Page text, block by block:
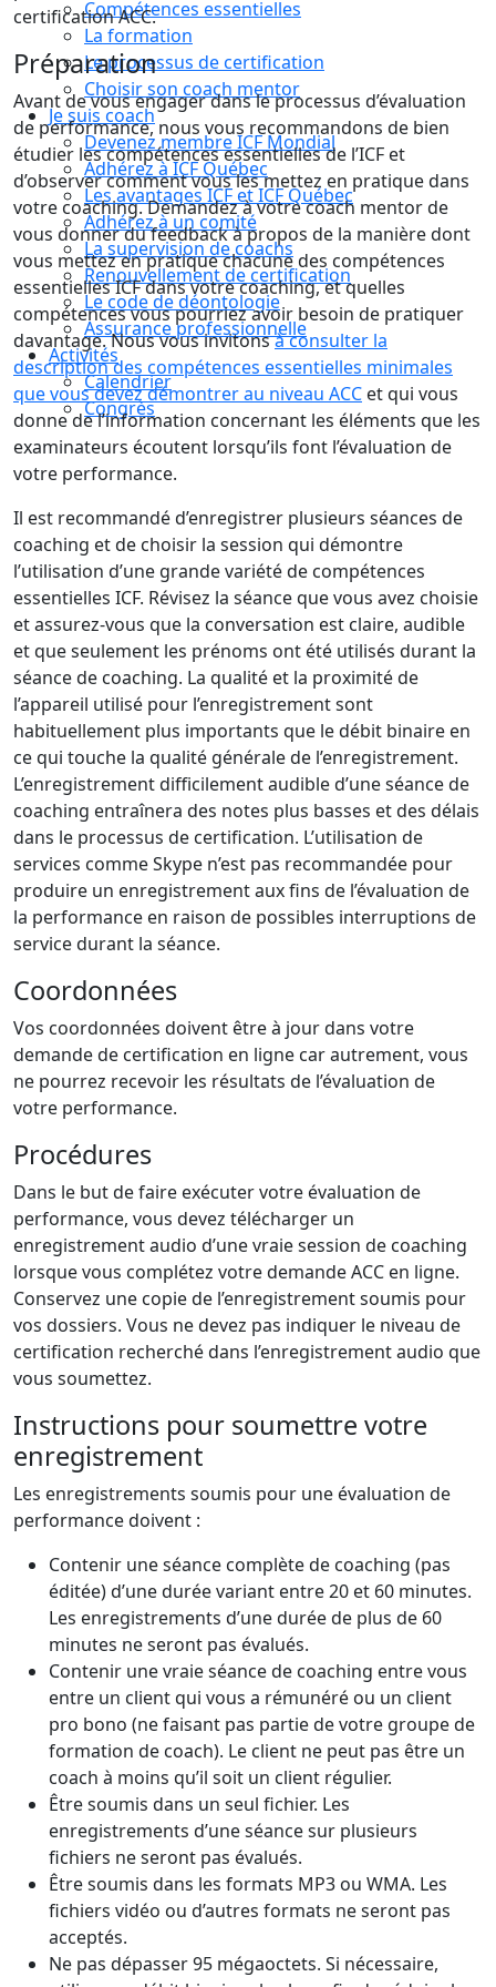
Compétences essentielles
La formation
Le processus de certification
Choisir son coach mentor
Je suis coach
Devenez membre ICF Mondial
Adhérez à ICF Québec
Les avantages ICF et ICF Québec
Adhérez à un comité
La supervision de coachs
Renouvellement de certification
Le code de déontologie
Assurance professionnelle
Activités
Calendrier
Congrès
certification ACC.
Préparation
Avant de vous engager dans le processus d’évaluation
de performance, nous vous recommandons de bien
étudier les compétences essentielles de l’ICF et
d’observer comment vous les mettez en pratique dans
votre coaching. Demandez à votre coach mentor de
vous donner du feedback à propos de la manière dont
vous mettez en pratique chacune des compétences
essentielles ICF dans votre coaching, et quelles
compétences vous pourriez avoir besoin de pratiquer
davantage. Nous vous invitonsà consulter la
description des compétences essentielles minimales
que vous devez démontrer au niveau ACC et qui vous
donne de l’information concernant les éléments que les
examinateurs écoutent lorsqu’ils font l’évaluation de
votre performance.
Il est recommandé d’enregistrer plusieurs séances de
coaching et de choisir la session qui démontre
l’utilisation d’une grande variété de compétences
essentielles ICF. Révisez la séance que vous avez choisie
et assurez-vous que la conversation est claire, audible
et que seulement les prénoms ont été utilisés durant la
séance de coaching. La qualité et la proximité de
l’appareil utilisé pour l’enregistrement sont
habituellement plus importants que le débit binaire en
ce qui touche la qualité générale de l’enregistrement.
L’enregistrement difficilement audible d’une séance de
coaching entraînera des notes plus basses et des délais
dans le processus de certification. L’utilisation de
services comme Skype n’est pas recommandée pour
produire un enregistrement aux fins de l’évaluation de
la performance en raison de possibles interruptions de
service durant la séance.
Coordonnées
Vos coordonnées doivent être à jour dans votre
demande de certification en ligne car autrement, vous
ne pourrez recevoir les résultats de l’évaluation de
votre performance.
Procédures
Dans le but de faire exécuter votre évaluation de
performance, vous devez télécharger un
enregistrement audio d’une vraie session de coaching
lorsque vous complétez votre demande ACC en ligne.
Conservez une copie de l’enregistrement soumis pour
vos dossiers. Vous ne devez pas indiquer le niveau de
certification recherché dans l’enregistrement audio que
vous soumettez.
Instructions pour soumettre votre
enregistrement
Les enregistrements soumis pour une évaluation de
performance doivent :
Contenir une séance complète de coaching (pas
éditée) d’une durée variant entre 20 et 60 minutes.
Les enregistrements d’une durée de plus de 60
minutes ne seront pas évalués.
Contenir une vraie séance de coaching entre vous
entre un client qui vous a rémunéré ou un client
pro bono (ne faisant pas partie de votre groupe de
formation de coach). Le client ne peut pas être un
coach à moins qu’il soit un client régulier.
Être soumis dans un seul fichier. Les
enregistrements d’une séance sur plusieurs
fichiers ne seront pas évalués.
Être soumis dans les formats MP3 ou WMA. Les
fichiers vidéo ou d’autres formats ne seront pas
acceptés.
Ne pas dépasser 95 mégaoctets. Si nécessaire,